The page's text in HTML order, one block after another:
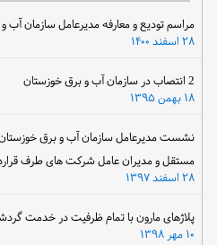
مراسم تودیع و معارفه مدیرعامل سازمان آب و
۲۸ اسفند ۱۴۰۰
۱۸ بهمن ۱۳۹۵
نشست مدیرعامل سازمان آب و برق خوزستان
مستقل و مدیران عامل شرکت های طرف
۲۸ اسفند ۱۳۹۷
پلاژهای مارون با تمام ظرفیت در خدمت